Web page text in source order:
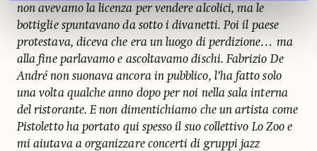
non avevamo la licenza per vendere alcolici, ma le
bottiglie spuntavano da sotto i divanetti. Poi il paese
protestava, diceva che era un luogo di perdizione… ma
alla fine parlavamo e ascoltavamo dischi. Fabrizio De
André non suonava ancora in pubblico, l’ha fatto solo
una volta qualche anno dopo per noi nella sala interna
del ristorante. E non dimentichiamo che un artista come
Pistoletto ha portato qui spesso il suo collettivo Lo Zoo e
mi aiutava a organizzare concerti di gruppi jazz